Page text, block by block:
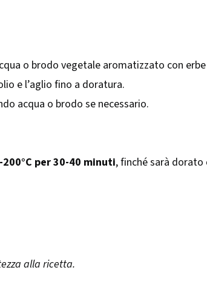
o brodo vegetale aromatizzato con
e l’aglio fino a doratura.
acqua o brodo se necessario.
200°C per 30-40 minuti, finché sarà
alla ricetta.